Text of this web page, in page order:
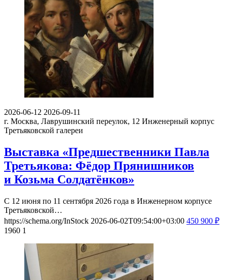
2026-06-12 2026-09-11
г. Москва, Лаврушинский переулок, 12 Инженерный корпус
Третьяковской галереи
Выставка «Предшественники Павла
Третьякова: Фёдор Прянишников
и Козьма Солдатёнков»
С 12 июня по 11 сентября 2026 года в Инженерном корпусе
Третьяковской…
https://schema.org/InStock 2026-06-02T09:54:00+03:00 450 900 ₽
1960 1